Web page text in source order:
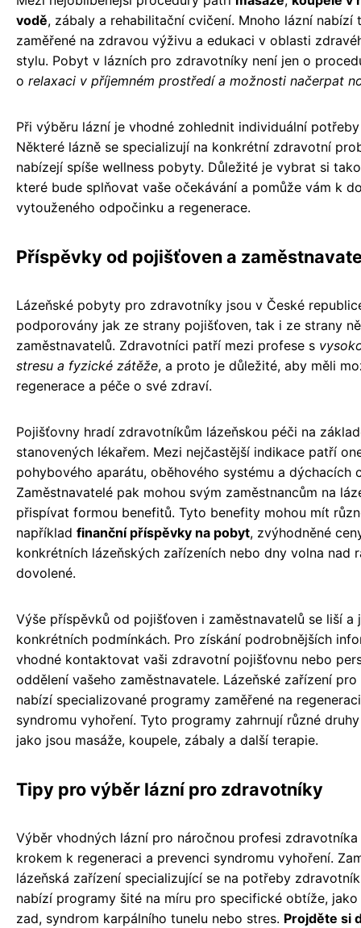
vodě, zábaly a rehabilitační cvičení. Mnoho lázní nabízí
zaměřené na zdravou výživu a edukaci v oblasti
stylu. Pobyt v lázních pro zdravotníky není jen o
o relaxaci v příjemném prostředí a možnosti načerpat
Při výběru lázní je vhodné zohlednit individuální
Některé lázně se specializují na konkrétní zdravotní
nabízejí spíše wellness pobyty. Důležité je vybrat si
které bude splňovat vaše očekávání a pomůže vám k
vytouženého odpočinku a regenerace.
Příspěvky od pojišťoven a
Lázeňské pobyty pro zdravotníky jsou v České
podporovány jak ze strany pojišťoven, tak i ze strany
zaměstnavatelů. Zdravotníci patří mezi profese s
stresu a fyzické zátěže, a proto je důležité, aby měli
regenerace a péče o své zdraví.
Pojišťovny hradí zdravotníkům lázeňskou péči na
stanovených lékařem. Mezi nejčastější indikace patří
pohybového aparátu, oběhového systému a dýchacích
Zaměstnavatelé pak mohou svým zaměstnancům na
přispívat formou benefitů. Tyto benefity mohou mít
například finanční příspěvky na pobyt, zvýhodněné
konkrétních lázeňských zařízeních nebo dny volna nad
dovolené.
Výše příspěvků od pojišťoven i zaměstnavatelů se liší a
konkrétních podmínkách. Pro získání podrobnějších
vhodné kontaktovat vaši zdravotní pojišťovnu nebo
oddělení vašeho zaměstnavatele. Lázeňské zařízení
nabízí specializované programy zaměřené na
syndromu vyhoření. Tyto programy zahrnují různé
jako jsou masáže, koupele, zábaly a další terapie.
Tipy pro výběr lázní pro zdravotníky
Výběr vhodných lázní pro náročnou profesi
krokem k regeneraci a prevenci syndromu vyhoření.
lázeňská zařízení specializující se na potřeby
nabízí programy šité na míru pro specifické obtíže,
zad, syndrom karpálního tunelu nebo stres. Projděte si